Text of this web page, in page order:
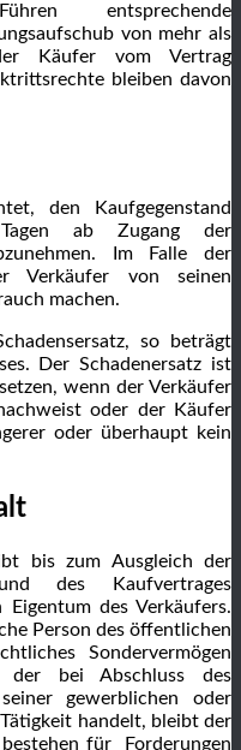
entsprechende
von mehr als
Käufer vom Vertrag
bleiben davon
den Kaufgegenstand
ab Zugang der
Im Falle der
Verkäufer von seinen
machen.
so beträgt
Der Schadenersatz ist
wenn der Verkäufer
oder der Käufer
oder überhaupt kein
bis zum Ausgleich der
des Kaufvertrages
Eigentum des Verkäufers.
Person des öffentlichen
Sondervermögen
der bei Abschluss des
gewerblichen oder
handelt, bleibt der
für Forderungen